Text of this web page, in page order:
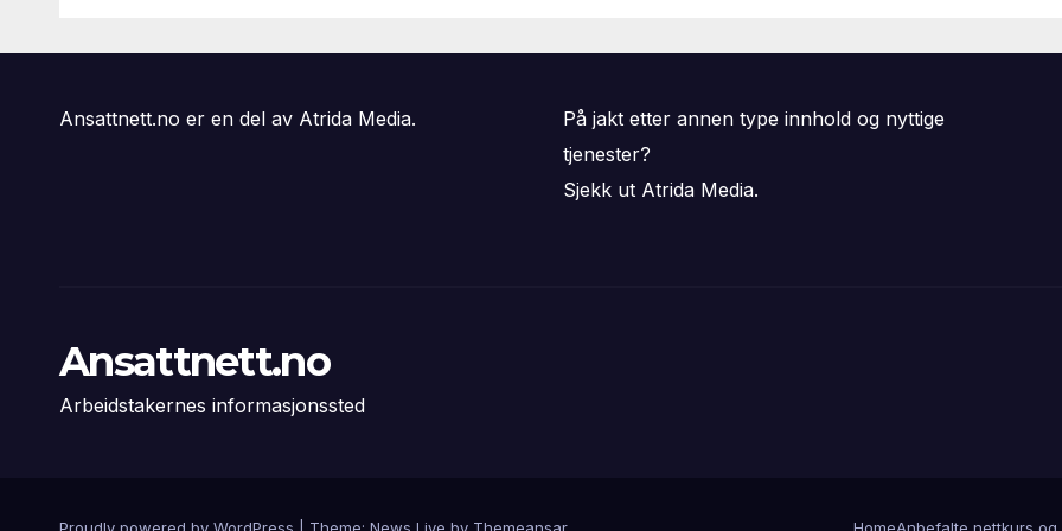
Ansattnett.no er en del av Atrida Media.
På jakt etter annen type innhold og nyttige
tjenester?
Sjekk ut Atrida Media.
Ansattnett.no
Arbeidstakernes informasjonssted